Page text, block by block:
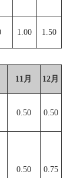
1.00 1.50
11月 12月
0.50
0.50
0.50 0.75